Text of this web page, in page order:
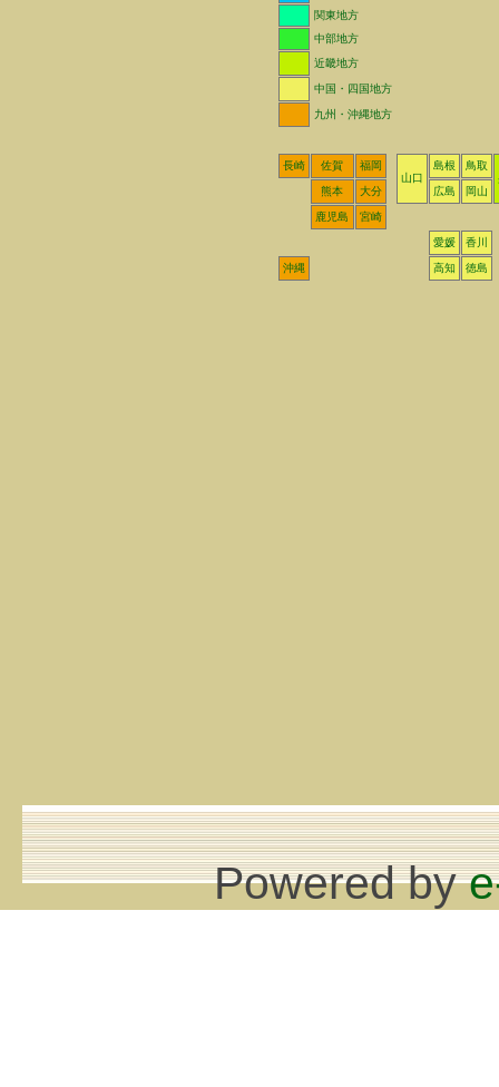
関東地方
中部地方
近畿地方
中国・四国地方
九州・沖縄地方
長崎 佐賀
福岡
山口
島根
鳥取
熊本
大分 広島 岡山
鹿児島 宮崎
愛媛 香川
沖縄 高知 徳島
Powered by